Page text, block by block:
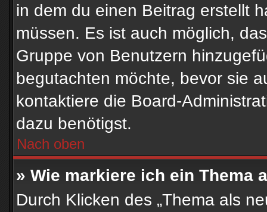
in dem du einen Beitrag erstellt
müssen. Es ist auch möglich,
Gruppe von Benutzern
begutachten möchte, bevor sie
kontaktiere die Board-
dazu benötigst.
Nach oben
» Wie markiere ich ein Thema
Durch Klicken des „Thema als